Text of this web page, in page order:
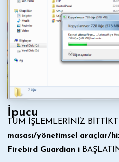
İpucu
TÜM İŞLEMLERİNİZ
masası/yönetimsel araçlar/
Firebird Guardian i